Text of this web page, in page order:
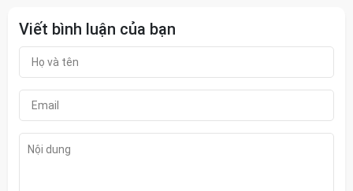
Viết bình luận của bạn